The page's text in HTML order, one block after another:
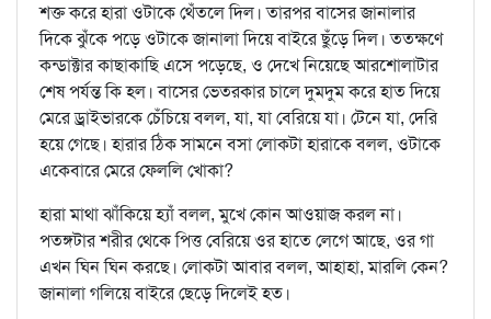
শক্ত করে হারা ওটাকে থেঁতলে দিল। তারপর বাসের জানালার
দিকে ঝুঁকে পড়ে ওটাকে জানালা দিয়ে বাইরে ছুঁড়ে দিল। ততক্ষণে
কন্ডাক্টার কাছাকাছি এসে পড়েছে, ও দেখে নিয়েছে আরশোলাটার
শেষ পর্যন্ত কি হল। বাসের ভেতরকার চালে দুমদুম করে হাত দিয়ে
মেরে ড্রাইভারকে চেঁচিয়ে বলল, যা, যা বেরিয়ে যা। টেনে যা, দেরি
হয়ে গেছে। হারার ঠিক সামনে বসা লোকটা হারাকে বলল, ওটাকে
একেবারে মেরে ফেললি খোকা?
হারা মাথা ঝাঁকিয়ে হ্যাঁ বলল, মুখে কোন আওয়াজ করল না।
পতঙ্গটার শরীর থেকে পিত্ত বেরিয়ে ওর হাতে লেগে আছে, ওর গা
এখন ঘিন ঘিন করছে। লোকটা আবার বলল, আহাহা, মারলি কেন?
জানালা গলিয়ে বাইরে ছেড়ে দিলেই হত।